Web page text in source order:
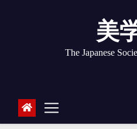
美
The Japanese